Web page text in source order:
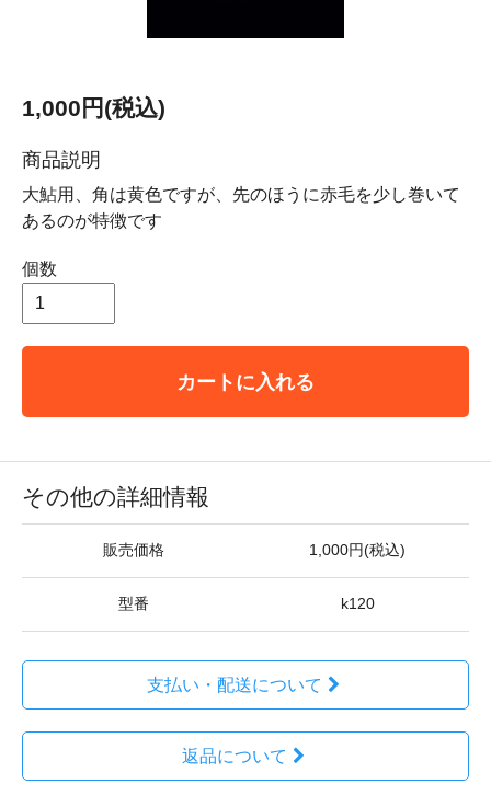
1,000円(税込)
商品説明
大鮎用、角は黄色ですが、先のほうに赤毛を少し巻いて
あるのが特徴です
個数
カートに入れる
その他の詳細情報
販売価格 1,000円(税込)
型番 k120
支払い・配送について
返品について